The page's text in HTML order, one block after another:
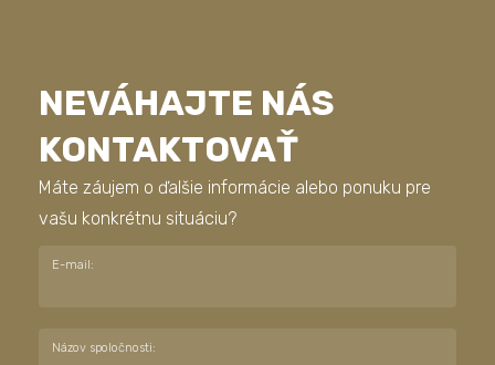
NEVÁHAJTE NÁS
KONTAKTOVAŤ
Máte záujem o ďalšie informácie alebo ponuku pre
vašu konkrétnu situáciu?
E-mail:
Názov spoločnosti: